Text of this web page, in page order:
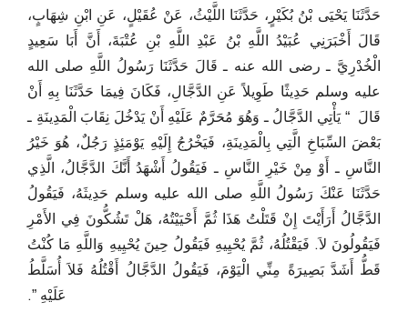
حَدَّثَنَا يَحْيَى بْنُ بُكَيْرٍ، حَدَّثَنَا اللَّيْثُ، عَنْ عُقَيْلٍ، عَنِ ابْنِ شِهَابٍ،
قَالَ أَخْبَرَنِي عُبَيْدُ اللَّهِ بْنُ عَبْدِ اللَّهِ بْنِ عُتْبَةَ، أَنَّ أَبَا سَعِيدٍ
الْخُدْرِيَّ ـ رضى الله عنه ـ قَالَ حَدَّثَنَا رَسُولُ اللَّهِ صلى الله
عليه وسلم حَدِيثًا طَوِيلاً عَنِ الدَّجَّالِ، فَكَانَ فِيمَا حَدَّثَنَا بِهِ أَنْ
قَالَ ‏ “‏ يَأْتِي الدَّجَّالُ ـ وَهُوَ مُحَرَّمٌ عَلَيْهِ أَنْ يَدْخُلَ نِقَابَ الْمَدِينَةِ ـ
بَعْضَ السِّبَاخِ الَّتِي بِالْمَدِينَةِ، فَيَخْرُجُ إِلَيْهِ يَوْمَئِذٍ رَجُلٌ، هُوَ خَيْرُ
النَّاسِ ـ أَوْ مِنْ خَيْرِ النَّاسِ ـ فَيَقُولُ أَشْهَدُ أَنَّكَ الدَّجَّالُ، الَّذِي
حَدَّثَنَا عَنْكَ رَسُولُ اللَّهِ صلى الله عليه وسلم حَدِيثَهُ، فَيَقُولُ
الدَّجَّالُ أَرَأَيْتَ إِنْ قَتَلْتُ هَذَا ثُمَّ أَحْيَيْتُهُ، هَلْ تَشُكُّونَ فِي الأَمْرِ
فَيَقُولُونَ لاَ‏.‏ فَيَقْتُلُهُ، ثُمَّ يُحْيِيهِ فَيَقُولُ حِينَ يُحْيِيهِ وَاللَّهِ مَا كُنْتُ
قَطُّ أَشَدَّ بَصِيرَةً مِنِّي الْيَوْمَ، فَيَقُولُ الدَّجَّالُ أَقْتُلُهُ فَلاَ أُسَلَّطُ
عَلَيْهِ ‏”‏‏.‏